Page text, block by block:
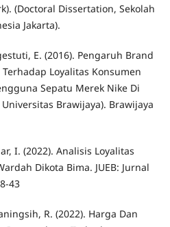
(Doctoral Dissertation, Sekolah
Jakarta).
E. (2016). Pengaruh Brand
Loyalitas Konsumen
Sepatu Merek Nike Di
Brawijaya). Brawijaya
I. (2022). Analisis Loyalitas
Dikota Bima. JUEB: Jurnal
43
R. (2022). Harga Dan